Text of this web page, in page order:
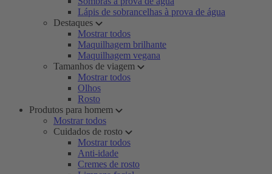
Lápis de sobrancelhas à prova de água
Destaques
Mostrar todos
Maquilhagem brilhante
Maquilhagem vegana
Tamanhos de viagem
Mostrar todos
Olhos
Rosto
Produtos para homem
Mostrar todos
Cuidados de rosto
Mostrar todos
Anti-idade
Cremes de rosto